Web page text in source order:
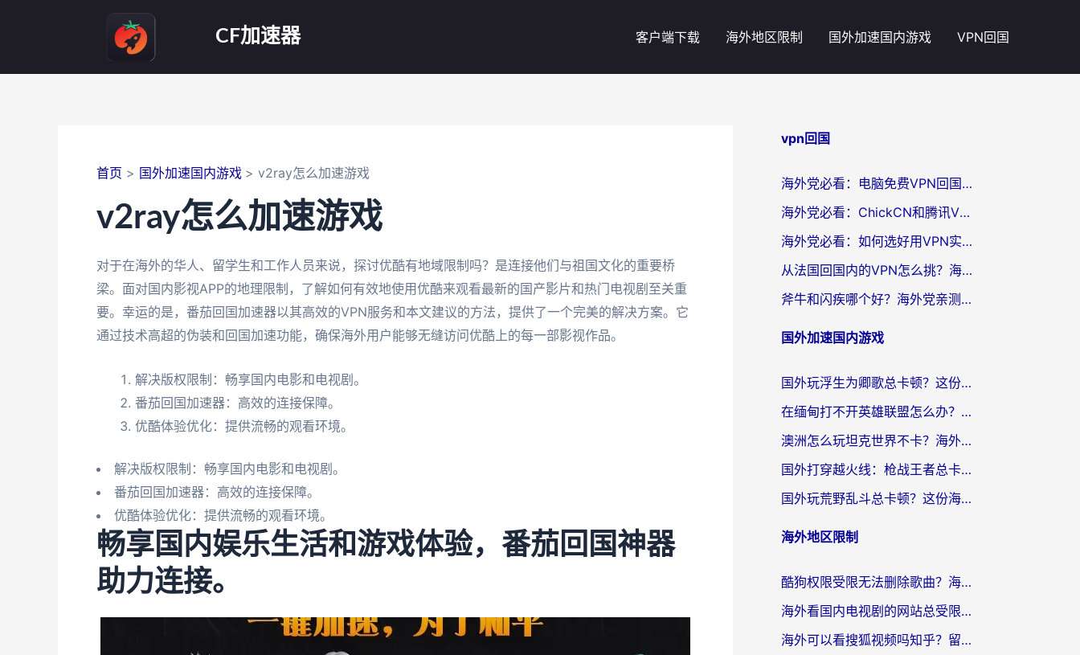
CF加速器 客户端下载 海外地区限制 国外加速国内游戏 VPN回国
首页 国外加速国内游戏 v2ray怎么加速游戏
v2ray怎么加速游戏
对于在海外的华人、留学生和工作人员来说，探讨优酷有地域限制吗？是连接他们与祖国文化的重要桥
梁。面对国内影视APP的地理限制，了解如何有效地使用优酷来观看最新的国产影片和热门电视剧至关重
要。幸运的是，番茄回国加速器以其高效的VPN服务和本文建议的方法，提供了一个完美的解决方案。它
通过技术高超的伪装和回国加速功能，确保海外用户能够无缝访问优酷上的每一部影视作品。
解决版权限制：畅享国内电影和电视剧。
番茄回国加速器：高效的连接保障。
优酷体验优化：提供流畅的观看环境。
解决版权限制：畅享国内电影和电视剧。
番茄回国加速器：高效的连接保障。
优酷体验优化：提供流畅的观看环境。
畅享国内娱乐生活和游戏体验，番茄回国神器
助力连接。
vpn回国
海外党必看：电脑免费VPN回国真的靠谱吗？附实测对比与最优方案指南
海外党必看：ChickCN和腾讯VPN好用吗？3招选对回国加速器，告别地区限制
海外党必看：如何选好用VPN实现国内资源无缝访问？从越南到全球都适用
从法国回国内的VPN怎么挑？海外党亲测：稳定、多端、安全才是关键
斧牛和闪疾哪个好？海外党亲测3款回国加速器，教你选到不踩坑的那一款
国外加速国内游戏
国外玩浮生为卿歌总卡顿？这份加速器选择指南帮你找回丝滑体验
在缅甸打不开英雄联盟怎么办？海外党亲测有效的国服游戏加速指南
澳洲怎么玩坦克世界不卡？海外党国服游戏加速终极指南（附逆战奇妙碰碰车解决方案）
国外打穿越火线：枪战王者总卡顿？这篇加速器推荐下载指南帮你解决延迟难题
国外玩荒野乱斗总卡顿？这份海外党专属的国服游戏加速攻略请收好
海外地区限制
酷狗权限受限无法删除歌曲？海外党听国内音乐的终极解决方案来了
海外看国内电视剧的网站总受限？教你选对回国加速器，轻松追热剧
海外可以看搜狐视频吗知乎？留学生亲测有效的回国加速器选择指南